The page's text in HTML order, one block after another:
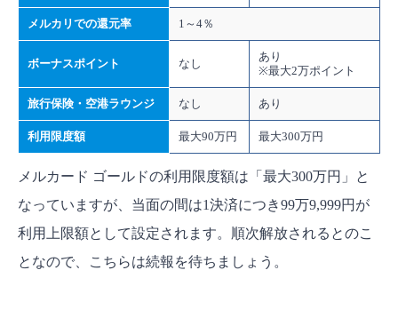
メルカリでの還元率 1～4％
ボーナスポイント なし
あり
※最大2万ポイント
旅行保険・空港ラウンジ なし あり
利用限度額 最大90万円 最大300万円
メルカード ゴールドの利用限度額は「最大300万円」と
なっていますが、当面の間は1決済につき99万9,999円が
利用上限額として設定されます。順次解放されるとのこ
となので、こちらは続報を待ちましょう。